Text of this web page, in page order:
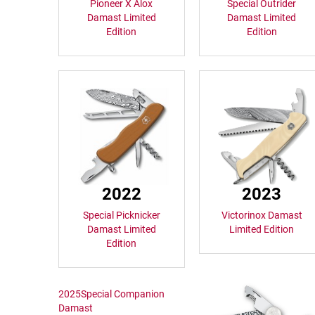
Pioneer X Alox
Damast Limited
Edition
Special Outrider
Damast Limited
Edition
2022
Special Picknicker
Damast Limited
Edition
2023
Victorinox Damast
Limited Edition
2025Special Companion
Damast